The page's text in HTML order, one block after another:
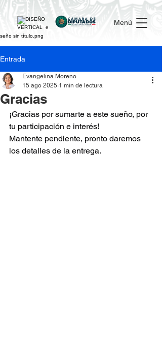
Menú
Entrada
Gracias
Evangelina Moreno
15 ago 2025 1 min de lectura
¡Gracias por sumarte a este sueño, por
tu participación e interés!
Mantente pendiente, pronto daremos
los detalles de la entrega.